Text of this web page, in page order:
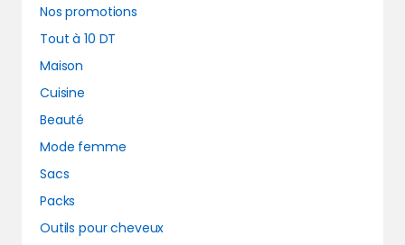
Nos promotions
Tout à 10 DT
Maison
Cuisine
Beauté
Mode femme
Sacs
Packs
Outils pour cheveux